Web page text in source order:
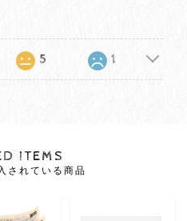
5 1
ITEMS
されている商品